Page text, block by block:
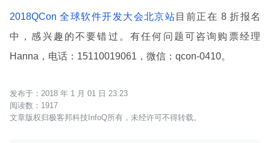
2018QCon 全球软件开发大会北京站 目前正在 8 折报名
中，感兴趣的不要错过。有任何问题可咨询购票经理
Hanna，电话：15110019061，微信：qcon-0410。
2018 年 1 月 01 日 23:23
1917
文章版权归极客邦科技InfoQ所有，未经许可不得转载。